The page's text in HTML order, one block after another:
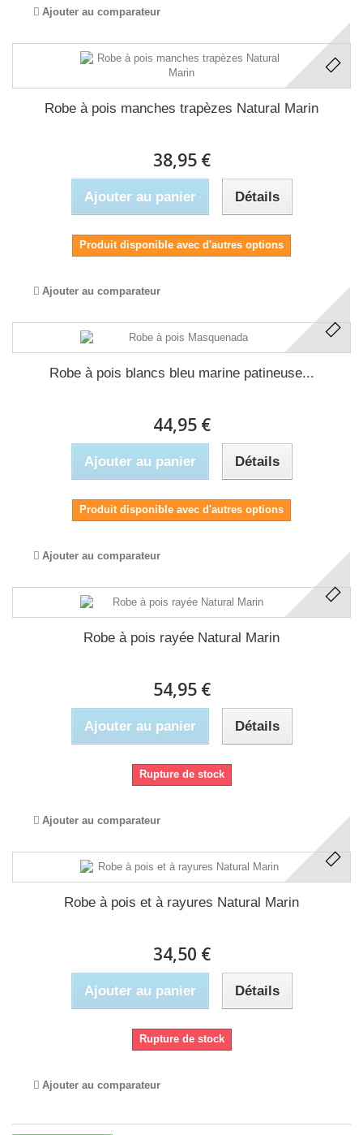
Ajouter au comparateur
Robe à pois manches trapèzes Natural Marin
38,95 €
Ajouter au panier Détails
Produit disponible avec d'autres options
Ajouter au comparateur
Robe à pois blancs bleu marine patineuse...
44,95 €
Ajouter au panier Détails
Produit disponible avec d'autres options
Ajouter au comparateur
Robe à pois rayée Natural Marin
54,95 €
Ajouter au panier Détails
Rupture de stock
Ajouter au comparateur
Robe à pois et à rayures Natural Marin
34,50 €
Ajouter au panier Détails
Rupture de stock
Ajouter au comparateur